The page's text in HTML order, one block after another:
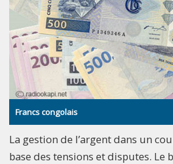
Francs congolais
La gestion de l’argent dans un
base des tensions et disputes. Le